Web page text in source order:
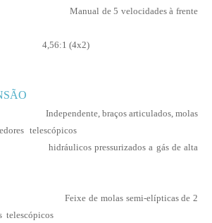
5 velocidades à frente
(4x2)
braços articulados, molas
telescópicos
a gás de alta
de molas semi-elípticas de 2
telescópicos